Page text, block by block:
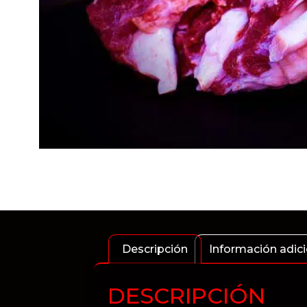
Descripción Información
DESCRIPCIÓN